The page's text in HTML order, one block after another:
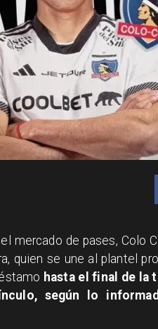
mercado de pases, Colo
quien se une al plantel
hasta el final de la
según lo